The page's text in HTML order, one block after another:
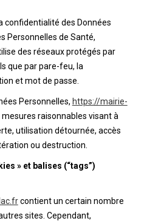
confidentialité des Données
Personnelles de Santé,
des réseaux protégés par
que par pare-feu, la
et mot de passe.
Personnelles, https://mairie-
raisonnables visant à
utilisation détournée, accès
ou destruction.
» et balises (“tags”)
contient un certain nombre
sites. Cependant,